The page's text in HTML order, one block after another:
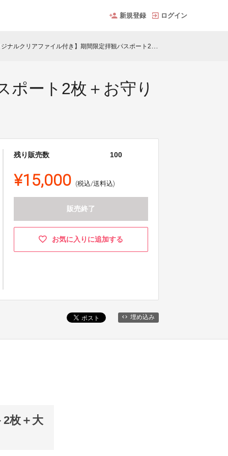
新規登録 ログイン
ナルクリアファイル付き】期間限定拝観パスポート2枚＋お守り1体
ポート2枚＋お守り
残り販売数 100
¥15,000 (税込/送料込)
販売終了
お気に入りに追加する
埋め込み
枚＋大